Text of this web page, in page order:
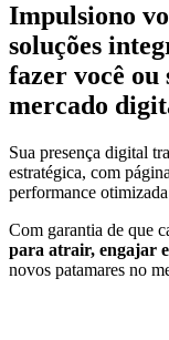
Impulsiono
soluções
fazer você ou
mercado
Sua presença digital
estratégica, com
performance
Com garantia de que
para atrair, engajar
novos patamares no